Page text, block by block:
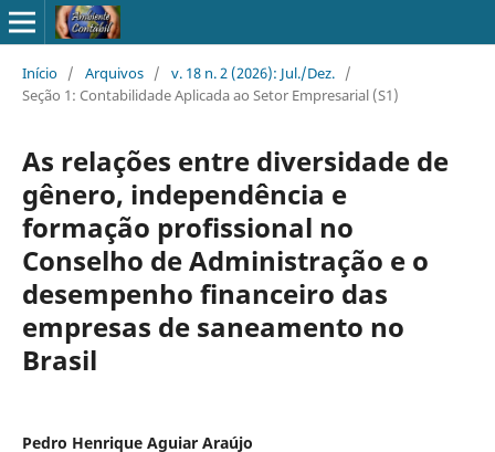
Início / Arquivos / v. 18 n. 2 (2026): Jul./Dez. /
Seção 1: Contabilidade Aplicada ao Setor Empresarial (S1)
As relações entre diversidade de
gênero, independência e
formação profissional no
Conselho de Administração e o
desempenho financeiro das
empresas de saneamento no
Brasil
Pedro Henrique Aguiar Araújo